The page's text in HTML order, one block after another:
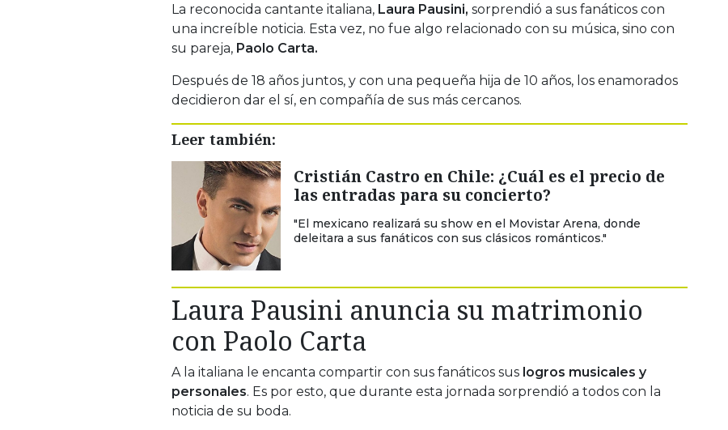
La reconocida cantante italiana, Laura Pausini, sorprendió a sus fanáticos con
una increíble noticia. Esta vez, no fue algo relacionado con su música, sino con
su pareja, Paolo Carta.
Después de 18 años juntos, y con una pequeña hija de 10 años, los enamorados
decidieron dar el sí, en compañía de sus más cercanos.
Leer también:
Cristián Castro en Chile: ¿Cuál es el precio de
las entradas para su concierto?
"El mexicano realizará su show en el Movistar Arena, donde
deleitara a sus fanáticos con sus clásicos románticos."
Laura Pausini anuncia su matrimonio
con Paolo Carta
A la italiana le encanta compartir con sus fanáticos sus logros musicales y
personales. Es por esto, que durante esta jornada sorprendió a todos con la
noticia de su boda.